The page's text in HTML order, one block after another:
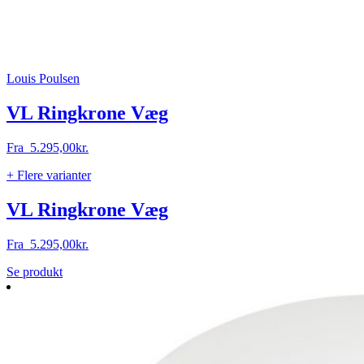
Louis Poulsen
VL Ringkrone Væg
Fra 5.295,00kr.
+ Flere varianter
VL Ringkrone Væg
Fra 5.295,00kr.
Se produktDette